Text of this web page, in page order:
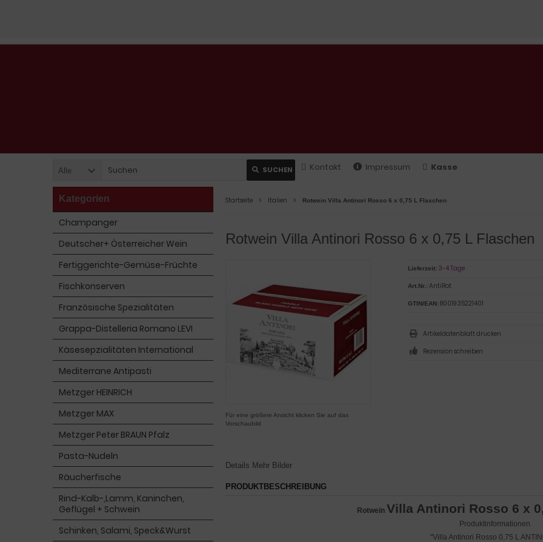
Alle SUCHEN Kontakt Impressum Kasse
Startseite Italien Rotwein Villa Antinori Rosso 6 x 0,75 L Flaschen
Rotwein Villa Antinori Rosso 6 x 0,75 L Flaschen
Für eine größere Ansicht klicken Sie auf das
Vorschaubild
Lieferzeit: 3-4 Tage
Art.Nr.: AntiRot
GTIN/EAN: 8001935221401
Artikeldatenblatt drucken
Rezension schreiben
Details Mehr Bilder
PRODUKTBESCHREIBUNG
Rotwein Villa Antinori Rosso 6 x
Produktinformationen
"Villa Antinori Rosso 0,75 L
Kategorien
Champanger
Deutscher+ Österreicher Wein
Fertiggerichte-Gemüse-Früchte
Fischkonserven
Französische Spezialitäten
Grappa-Distelleria Romano LEVI
Käsesepzialitäten International
Mediterrane Antipasti
Metzger HEINRICH
Metzger MAX
Metzger Peter BRAUN Pfalz
Pasta-Nudeln
Räucherfische
Rind-Kalb-,Lamm, Kaninchen,
Geflügel + Schwein
Schinken, Salami, Speck&Wurst